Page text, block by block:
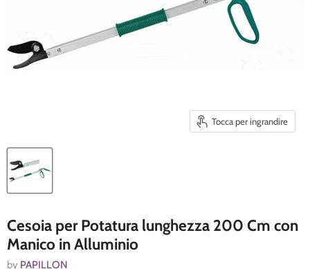
Tocca per ingrandire
Cesoia per Potatura lunghezza 200 Cm con
Manico in Alluminio
by PAPILLON